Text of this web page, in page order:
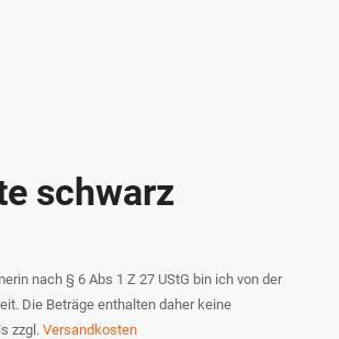
schwarz
nach § 6 Abs 1 Z 27 UStG bin ich von der
Die Beträge enthalten daher keine
zzgl. Versandkosten